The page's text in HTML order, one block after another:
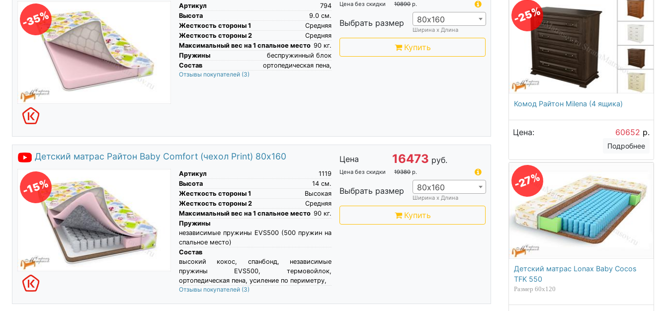
-35%
Артикул
794
Высота
см.
9.0
Жесткость стороны 1
Средняя
Жесткость стороны 2
Средняя
Максимальный вес на 1 спальное место
кг.
90
Пружины
беспружинный блок
Состав
ортопедическая пена,
Отзывы покупателей (3)
Цена без скидки 10890 р.
Выбрать размер 80х160
Ширина х Длина
Купить
Детский матрас Райтон Baby Comfort (чехол Print) 80х160
-15%
Артикул
1119
Высота
см.
14
Жесткость стороны 1
Высокая
Жесткость стороны 2
Средняя
Максимальный вес на 1 спальное место
кг.
90
Пружины
независимые пружины EVS500 (500 пружин на
спальное место)
Состав
высокий кокос, спанбонд, независимые
пружины EVS500, термовойлок,
ортопедическая пена, усиление по периметру,
Отзывы покупателей (3)
Цена 16473 руб.
Цена без скидки 19380 р.
Выбрать размер 80х160
Ширина х Длина
Купить
-25%
Комод Райтон Milena (4 ящика)
Цена: 60652 р.
Подробнее
-27%
Детский матрас Lonax Baby Cocos
TFK 550
Размер 60х120